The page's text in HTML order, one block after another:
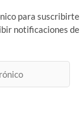
para suscribirte
notificaciones de